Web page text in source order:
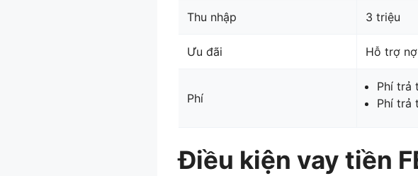
Thu nhập 3 triệu
Ưu đãi Hỗ trợ
Phí
Phí trả
Phí trả
Điều kiện vay tiền